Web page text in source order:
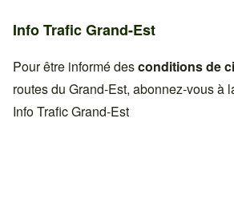
Info Trafic Grand-Est
Pour être informé desconditions de
routes du Grand-Est, abonnez-vous à
Info Trafic Grand-Est